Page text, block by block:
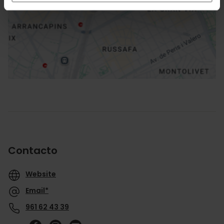
Cómo llegar
Contacto
Website
Email*
961 62 43 39